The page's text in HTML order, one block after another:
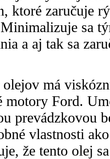
ktoré zaručuje
sa
a aj tak sa
má
motory Ford.
prevádzkovou
vlastnosti
že tento olej